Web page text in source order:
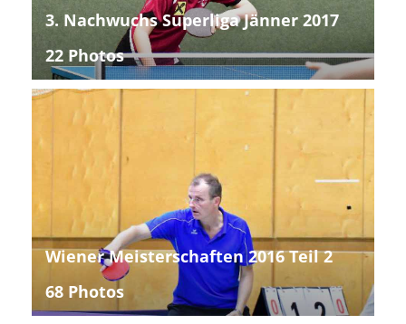
3. Nachwuchs Superliga Jänner 2017
22 Photos
Wiener Meisterschaften 2016 Teil 2
68 Photos